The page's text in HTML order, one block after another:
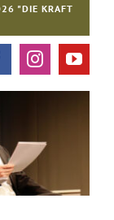
"DIE KRAFT